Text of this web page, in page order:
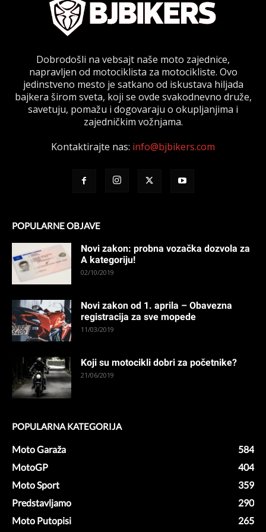
Dobrodošli na vebsajt naše moto zajednice,
napravljen od motociklista za motocikliste. Ovo
jedinstveno mesto je satkano od iskustava hiljada
bajkera širom sveta, koji se ovde svakodnevno druže,
savetuju, pomažu i dogovaraju o okupljanjima i
zajedničkim vožnjama.
Kontaktirajte nas: info@bjbikers.com
POPULARNE OBJAVE
Novi zakon: probna vozačka dozvola za
A kategoriju!
02/10/2019
Novi zakon od 1. aprila – Obavezna
registracija za sve mopede
11/03/2019
Koji su motocikli dobri za početnike?
21/06/2019
POPULARNA KATEGORIJA
Moto Garaža
584
MotoGP
404
Moto Sport
359
Predstavljamo
290
Moto Putopisi
265